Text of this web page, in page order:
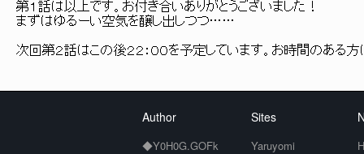
第１話は以上です。お付き合いありがとうございました！
まずはゆるーい空気を醸し出しつつ……
次回第２話はこの後２２：００を予定しています。お時間のあ
Author
◆Y0H0G.GOFk
Sites
Yaruyomi